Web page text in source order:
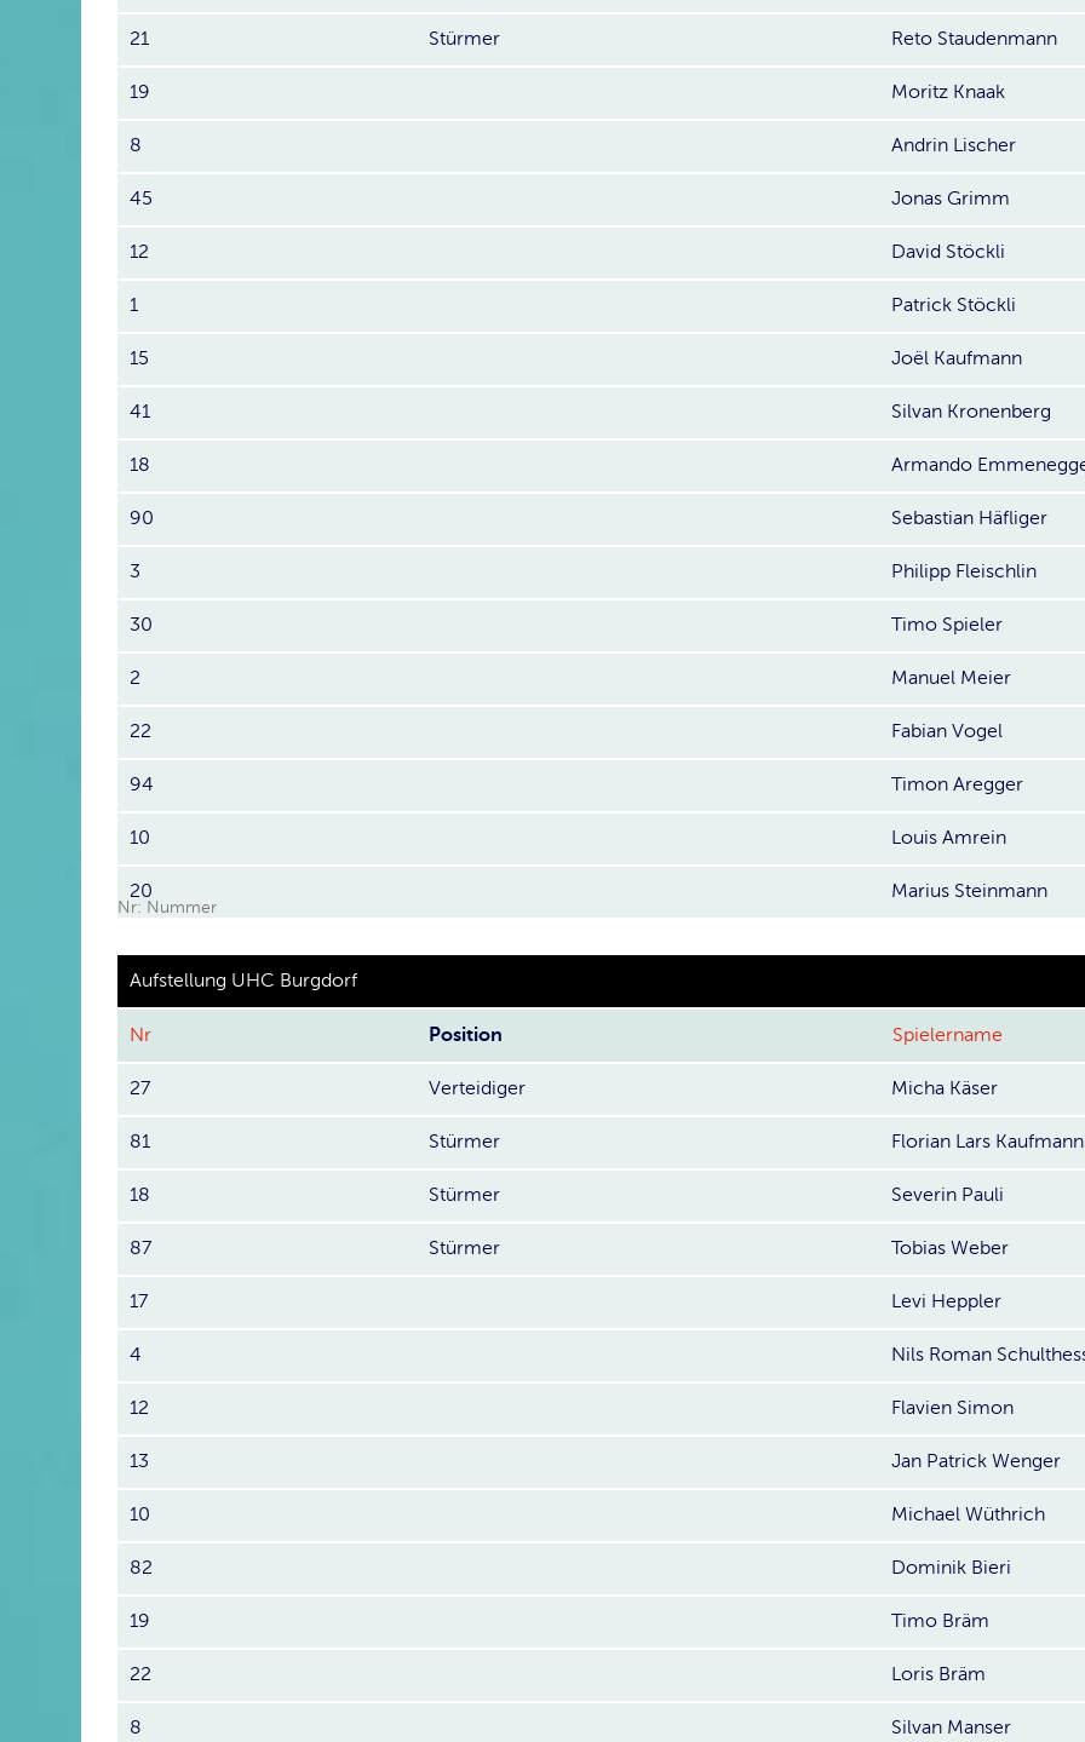
21 Stürmer Reto Staudenmann
19 Moritz Knaak
8 Andrin Lischer
45 Jonas Grimm
12 David Stöckli
1 Patrick Stöckli
15 Joël Kaufmann
41 Silvan Kronenberg
18 Armando
90 Sebastian Häfliger
3 Philipp Fleischlin
30 Timo Spieler
2 Manuel Meier
22 Fabian Vogel
94 Timon Aregger
10 Louis Amrein
20 Marius Steinmann
Nr: Nummer
Aufstellung UHC Burgdorf
Nr Position Spielername
27 Verteidiger Micha Käser
81 Stürmer Florian Lars Kaufmann
18 Stürmer Severin Pauli
87 Stürmer Tobias Weber
17 Levi Heppler
4 Nils Roman
12 Flavien Simon
13 Jan Patrick Wenger
10 Michael Wüthrich
82 Dominik Bieri
19 Timo Bräm
22 Loris Bräm
8 Silvan Manser